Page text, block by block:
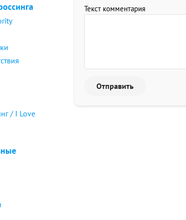
/ I Love
Текст комментария